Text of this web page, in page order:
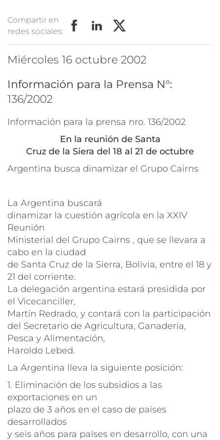
Compartir en
redes sociales:
miércoles 16 octubre 2002
Información para la Prensa N°:
136/2002
Información para la prensa nro. 136/2002
En la reunión de Santa
Cruz de la Siera del 18 al 21 de octubre
Argentina busca dinamizar el Grupo Cairns
La Argentina buscará
dinamizar la cuestión agrícola en la XXIV
Reunión
Ministerial del Grupo Cairns , que se llevara a
cabo en la ciudad
de Santa Cruz de la Sierra, Bolivia, entre el 18 y
21 del corriente.
La delegación argentina estará presidida por
el Vicecanciller,
Martín Redrado, y contará con la participación
del Secretario de Agricultura, Ganadería,
Pesca y Alimentación,
Haroldo Lebed.
La Argentina lleva la siguiente posición:
1. Eliminación de los subsidios a las
exportaciones en un
plazo de 3 años en el caso de países
desarrollados
y seis años para países en desarrollo, con una